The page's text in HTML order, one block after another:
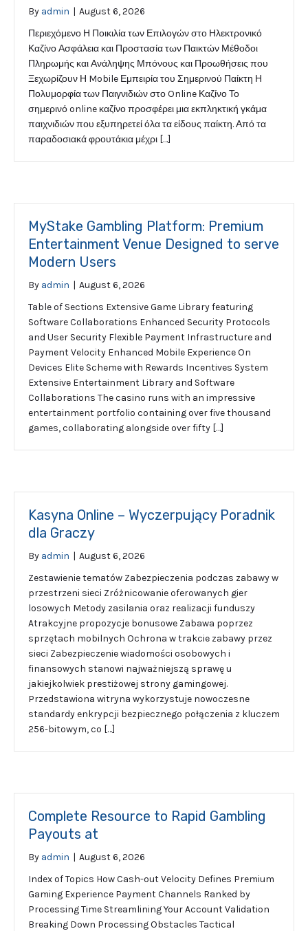
By admin | August 6, 2026
Περιεχόμενο Η Ποικιλία των Επιλογών στο Ηλεκτρονικό
Καζίνο Ασφάλεια και Προστασία των Παικτών Μέθοδοι
Πληρωμής και Ανάληψης Μπόνους και Προωθήσεις που
Ξεχωρίζουν Η Mobile Εμπειρία του Σημερινού Παίκτη Η
Πολυμορφία των Παιγνιδιών στο Online Καζίνο Το
σημερινό online καζίνο προσφέρει μια εκπληκτική γκάμα
παιχνιδιών που εξυπηρετεί όλα τα είδους παίκτη. Από τα
παραδοσιακά φρουτάκια μέχρι […]
MyStake Gambling Platform: Premium
Entertainment Venue Designed to serve
Modern Users
By admin | August 6, 2026
Table of Sections Extensive Game Library featuring
Software Collaborations Enhanced Security Protocols
and User Security Flexible Payment Infrastructure and
Payment Velocity Enhanced Mobile Experience On
Devices Elite Scheme with Rewards Incentives System
Extensive Entertainment Library and Software
Collaborations The casino runs with an impressive
entertainment portfolio containing over five thousand
games, collaborating alongside over fifty […]
Kasyna Online – Wyczerpujący Poradnik
dla Graczy
By admin | August 6, 2026
Zestawienie tematów Zabezpieczenia podczas zabawy w
przestrzeni sieci Zróżnicowanie oferowanych gier
losowych Metody zasilania oraz realizacji funduszy
Atrakcyjne propozycje bonusowe Zabawa poprzez
sprzętach mobilnych Ochrona w trakcie zabawy przez
sieci Zabezpieczenie wiadomości osobowych i
finansowych stanowi najważniejszą sprawę u
jakiejkolwiek prestiżowej strony gamingowej.
Przedstawiona witryna wykorzystuje nowoczesne
standardy enkrypcji bezpiecznego połączenia z kluczem
256-bitowym, co […]
Complete Resource to Rapid Gambling
Payouts at
By admin | August 6, 2026
Index of Topics How Cash-out Velocity Defines Premium
Gaming Experience Payment Channels Ranked by
Processing Time Streamlining Your Account Validation
Breaking Down Processing Obstacles Tactical